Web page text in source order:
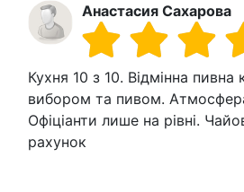
Анастасия Сахарова
Кухня 10 з 10. Відмінна пивна
вибором та пивом.
Офіціанти лише на рівні.
рахунок